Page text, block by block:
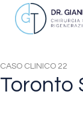
CASO CLINICO 22
Toronto